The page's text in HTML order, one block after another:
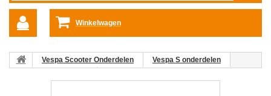
Winkelwagen
Vespa Scooter Onderdelen
Vespa S onderdelen